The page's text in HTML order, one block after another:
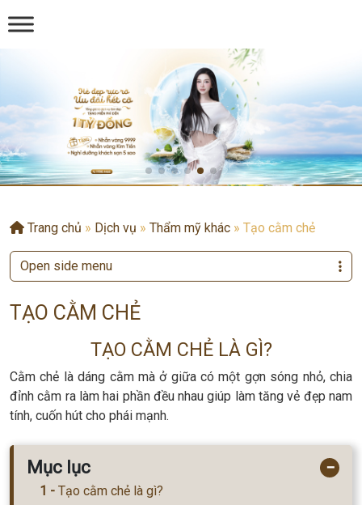
Trang chủ » Dịch vụ » Thẩm mỹ khác » Tạo cằm chẻ
TẠO CẰM CHẺ
TẠO CẰM CHẺ LÀ GÌ?
Cằm chẻ là dáng cằm mà ở giữa có một gợn sóng nhỏ, chia
đỉnh cằm ra làm hai phần đều nhau giúp làm tăng vẻ đẹp nam
tính, cuốn hút cho phái mạnh.
Mục lục −
Tạo cằm chẻ là gì?
Open side menu